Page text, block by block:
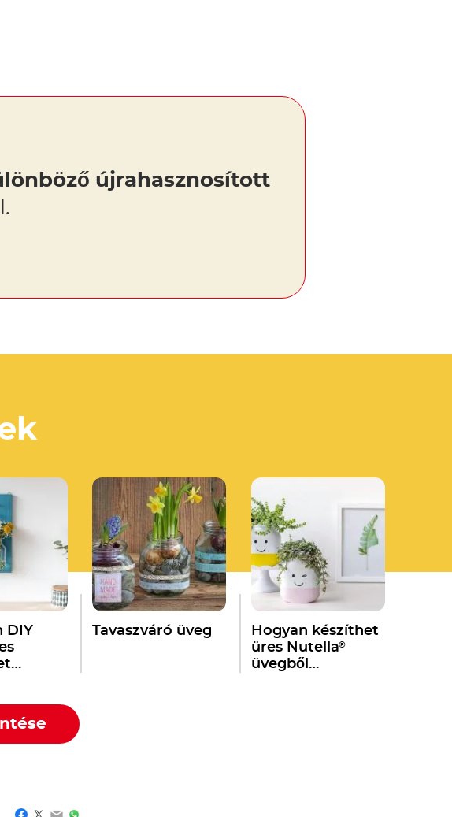
újrahasznosított
DIY
Tavaszváró üveg
Hogyan készíthet
üres Nutella®
üvegből